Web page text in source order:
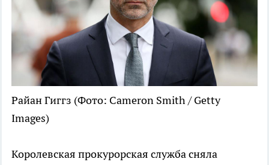
Райан Гиггз (Фото: Cameron Smith / Getty
Images)
Королевская прокурорская служба сняла